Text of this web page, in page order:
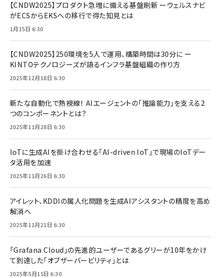
【CNDW2025】プロダクト急増に備える基盤刷新 ーウェルスナビ
がECSからEKSへの移行で得た知見とは
1月15日 6:30
【CNDW2025】250環境を5人で運用、構築時間は30分に ー
KINTOテクノロジーズが語るインフラ基盤組織の作り方
2025年12月18日 6:30
新たな自動化で熱視線！ AIエージェントの「推論能力」を支える2
つのコンポーネントとは？
2025年11月28日 6:30
IoTに生成AIを掛け合わせる「AI-driven IoT」で現場のIoTデー
タ活用を加速
2025年11月26日 6:30
アイレット、KDDIの属人化問題を生成AIアシスタントの精度を高め
解消へ
2025年11月21日 6:30
「Grafana Cloud」の先進的ユーザーであるグリーが10年をかけ
て到達した「オブザーバービリティ」とは
2025年5月15日 6:30